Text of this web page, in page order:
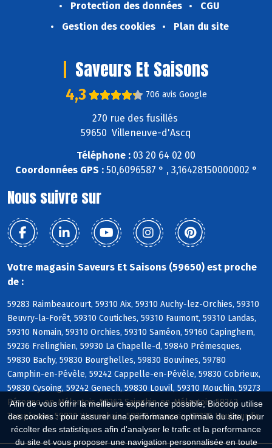
Afin de vous offrir la meilleure expérience possible, Biocoop utilise
des cookies : pour assurer une performance optimale du site, pour
récolter des statistiques afin d'analyser le trafic et la performance
du site et vous proposer une navigation personnalisée en toute
Protection des données
CGU
Gestion des cookies
Plan du site
Saveurs Et Saisons
4,3 706 avis Google
270 rue des fusillés
59650 Villeneuve-d'Ascq
Téléphone : 03 20 64 02 00
Coordonnées GPS :50,6096587 ° , 3,16428150000002 °
Nous suivre sur
Votre magasin Saveurs Et Saisons (59650) est proche
de :
59283 Raimbeaucourt, 59310 Aix, 59310 Auchy-lez-Orchies, 59310
Beuvry-la-Forêt, 59310 Coutiches, 59310 Faumont, 59310 Landas,
59310 Nomain, 59310 Orchies, 59310 Saméon, 59160 Capinghem,
59236 Frelinghien, 59930 La Chapelle-d, 59840 Prémesques,
59830 Bachy, 59830 Bourghelles, 59830 Bouvines, 59780
Camphin-en-Pévèle, 59242 Cappelle-en-Pévèle, 59830 Cobrieux,
59830 Cysoing, 59242 Genech, 59830 Louvil, 59310 Mouchin, 59273
Péronne-en-Mélantois, 59262 Sainghin-en-Mélantois, 59242
Templeuve, 59830 Wannehain, 59320 Emmerin, 59320 Haubourdin